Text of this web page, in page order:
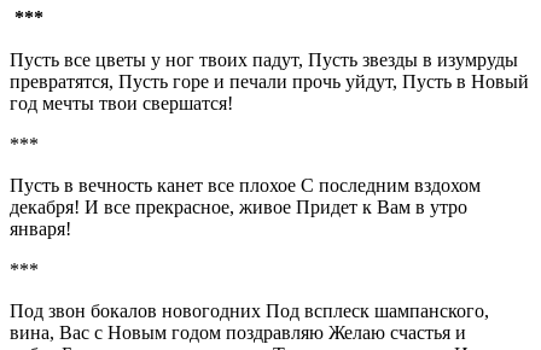
***
Пусть все цветы у ног твоих падут, Пусть звезды в изумруды
превратятся, Пусть горе и печали прочь уйдут, Пусть в Новый
год мечты твои свершатся!
***
Пусть в вечность канет все плохое С последним вздохом
декабря! И все прекрасное, живое Придет к Вам в утро
января!
***
Под звон бокалов новогодних Под всплеск шампанского,
вина, Вас с Hовым годом поздравляю Желаю счастья и